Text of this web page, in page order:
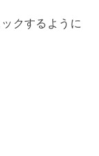
クするように